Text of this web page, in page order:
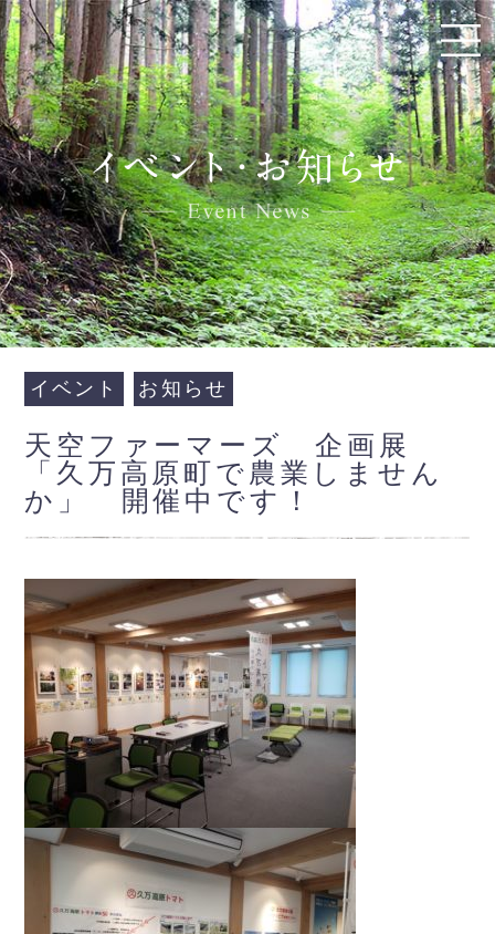
イベント お知らせ
天空ファーマーズ 企画展
「久万高原町で農業しません
か」 開催中です！